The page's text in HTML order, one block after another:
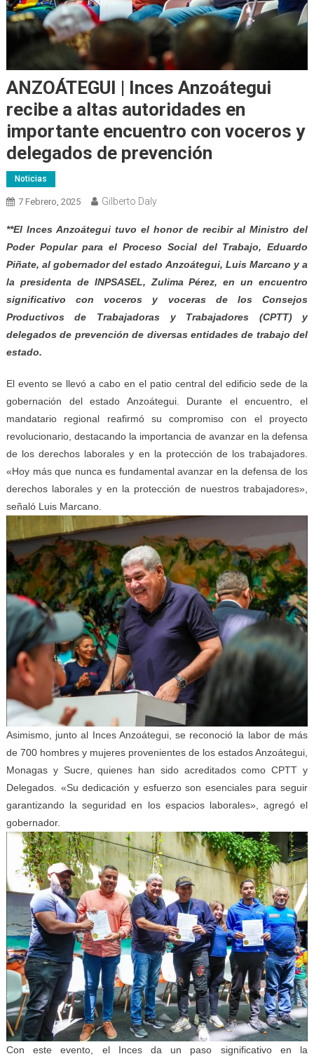
ANZOÁTEGUI | Inces Anzoátegui
recibe a altas autoridades en
importante encuentro con voceros y
delegados de prevención
Noticias
7 Febrero, 2025 Gilberto Daly
**El Inces Anzoátegui tuvo el honor de recibir al Ministro del
Poder Popular para el Proceso Social del Trabajo, Eduardo
Piñate, al gobernador del estado Anzoátegui, Luis Marcano y a
la presidenta de INPSASEL, Zulima Pérez, en un encuentro
significativo con voceros y voceras de los Consejos
Productivos de Trabajadoras y Trabajadores (CPTT) y
delegados de prevención de diversas entidades de trabajo del
estado.
El evento se llevó a cabo en el patio central del edificio sede de la
gobernación del estado Anzoátegui. Durante el encuentro, el
mandatario regional reafirmó su compromiso con el proyecto
revolucionario, destacando la importancia de avanzar en la defensa
de los derechos laborales y en la protección de los trabajadores.
«Hoy más que nunca es fundamental avanzar en la defensa de los
derechos laborales y en la protección de nuestros trabajadores»,
señaló Luis Marcano.
Asimismo, junto al Inces Anzoátegui, se reconoció la labor de más
de 700 hombres y mujeres provenientes de los estados Anzoátegui,
Monagas y Sucre, quienes han sido acreditados como CPTT y
Delegados. «Su dedicación y esfuerzo son esenciales para seguir
garantizando la seguridad en los espacios laborales», agregó el
gobernador.
Con este evento, el Inces da un paso significativo en la